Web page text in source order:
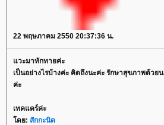
22 พฤษภาคม 2550 20:37:36 น.
วะมาทักทายค่ะ
เป็นอย่างไรบ้างค่ะ คิดถึงนะค่ะ รักษาสุขภาพด้วย
ค่ะ
เทคแคร์ค่ะ
ดย: สักกะนิด